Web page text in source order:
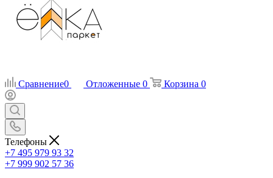
Сравнение0 Отложенные 0 Корзина 0
Телефоны
+7 495 979 93 32
+7 999 902 57 36